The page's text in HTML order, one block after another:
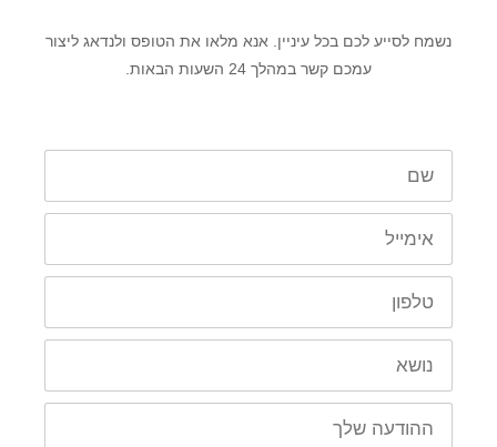
נשמח לסייע לכם בכל עיניין. אנא מלאו את הטופס ולנדאג ליצור
עמכם קשר במהלך 24 השעות הבאות.
שם
כתובת
דוא"ל
טלפון
נושא
הודעה